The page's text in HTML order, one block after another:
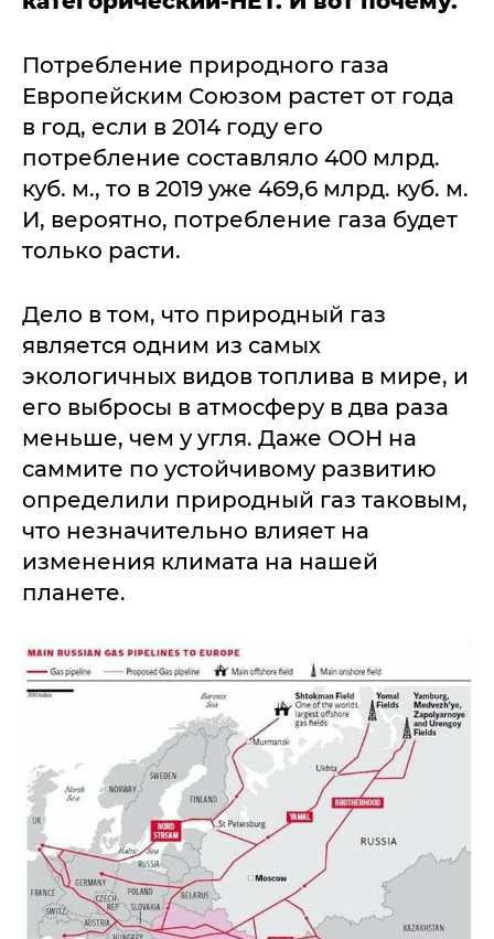
Потребление природного газа
Европейским Союзом растет от года
в год, если в 2014 году его
потребление составляло 400 млрд.
куб. м., то в 2019 уже 469,6 млрд. куб. м.
И, вероятно, потребление газа будет
только расти.
Дело в том, что природный газ
является одним из самых
экологичных видов топлива в мире, и
его выбросы в атмосферу в два раза
меньше, чем у угля. Даже ООН на
саммите по устойчивому развитию
определили природный газ таковым,
что незначительно влияет на
изменения климата на нашей
планете.